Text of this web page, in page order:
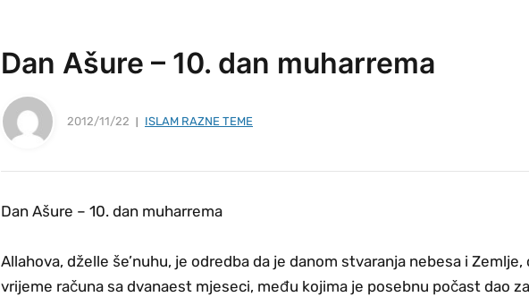
Dan Ašure – 10. dan muharrema
2012/11/22 ISLAM RAZNE TEME
Dan Ašure – 10. dan muharrema
Allahova, dželle še’nuhu, je odredba da je danom stvaranja nebesa i Zemlje,
vrijeme računa sa dvanaest mjeseci, među kojima je posebnu počast dao